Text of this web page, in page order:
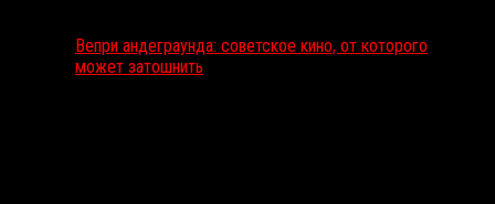
Вепри андеграунда: советское кино, от которого
может затошнить